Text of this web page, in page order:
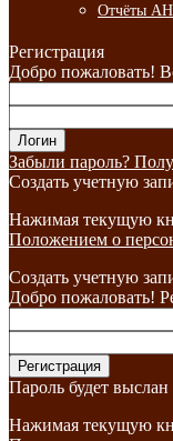
Отчёты
Регистрация
Добро пожаловать!
Забыли пароль?
Создать учетную
Нажимая текущую
Положением о
Создать учетную
Добро пожаловать!
Пароль будет
Нажимая текущую